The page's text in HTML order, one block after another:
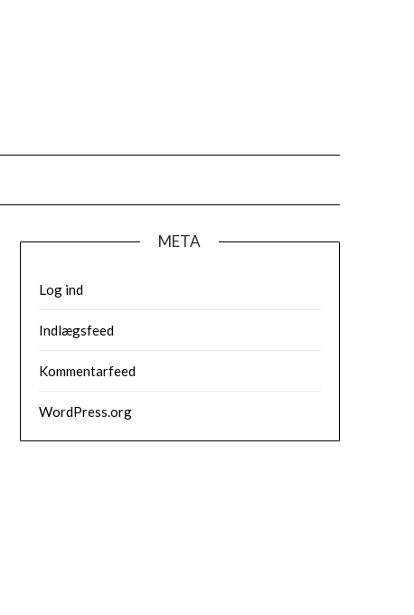
META
Log ind
Indlægsfeed
Kommentarfeed
WordPress.org